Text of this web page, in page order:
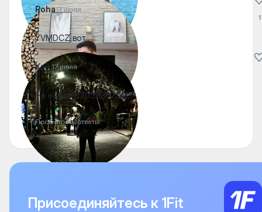
Roha17 июля
YVMDCZ вот
1
Kai_ 17 июля
На номер 87052367595
Посмотреть ответы
Присоединяйтесь к 1Fit